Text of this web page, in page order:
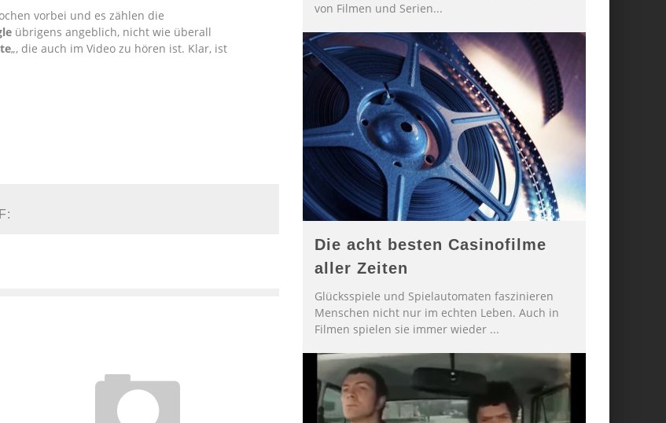
vorbei und es zählen die
übrigens angeblich, nicht wie überall
„, die auch im Video zu hören ist. Klar, ist
von Filmen und Serien...
Die acht besten Casinofilme
aller Zeiten
Glücksspiele und Spielautomaten faszinieren
Menschen nicht nur im echten Leben. Auch in
Filmen spielen sie immer wieder ...